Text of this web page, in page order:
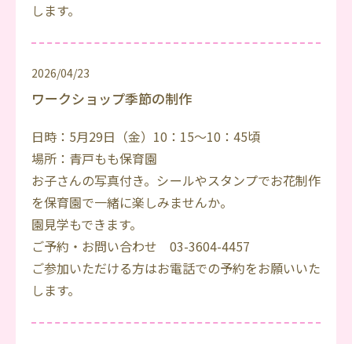
します。
2026/04/23
ワークショップ季節の制作
日時：5月29日（金）10：15～10：45頃
場所：青戸もも保育園
お子さんの写真付き。シールやスタンプでお花制作
を保育園で一緒に楽しみませんか。
園見学もできます。
ご予約・お問い合わせ 03-3604-4457
ご参加いただける方はお電話での予約をお願いいた
します。